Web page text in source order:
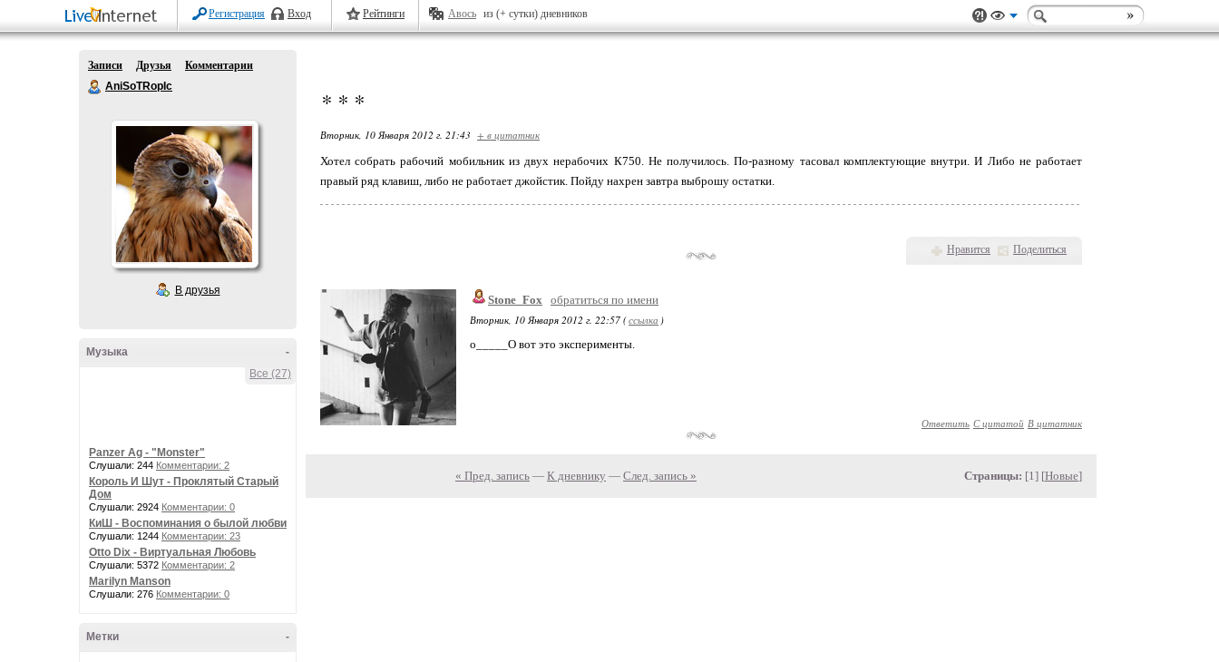
Регистрация Вход Рейтинги Авось из (+ сутки) дневников
Записи Друзья
Комментарии
AniSoTRopIc
В друзья
-
Музыка
Все (27)
Panzer Ag - "Monster"
Слушали: 244 Комментарии: 2
Король И Шут - Проклятый Старый
Дом
Слушали: 2924 Комментарии: 0
КиШ - Воспоминания о былой любви
Слушали: 1244 Комментарии: 23
Otto Dix - Виртуальная Любовь
Слушали: 5372 Комментарии: 2
Marilyn Manson
Слушали: 276 Комментарии: 0
-
Метки
* * *
Вторник, 10 Января 2012 г. 21:43 + в цитатник
Хотел собрать рабочий мобильник из двух нерабочих К750. Не получилось. По-разному тасовал комплектующие внутри. И Либо не работает
правый ряд клавиш, либо не работает джойстик. Пойду нахрен завтра выброшу остатки.
Нравится Поделиться
Stone_Fox обратиться по имени
Вторник, 10 Января 2012 г. 22:57 (ссылка )
о_____О вот это эксперименты.
Ответить С цитатой В цитатник
« Пред. запись — К дневнику — След. запись » Страницы: [1] [Новые]